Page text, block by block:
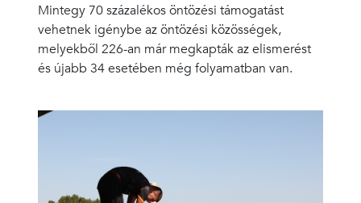
Mintegy 70 százalékos öntözési támogatást
vehetnek igénybe az öntözési közösségek,
melyekből 226-an már megkapták az elismerést
és újabb 34 esetében még folyamatban van.